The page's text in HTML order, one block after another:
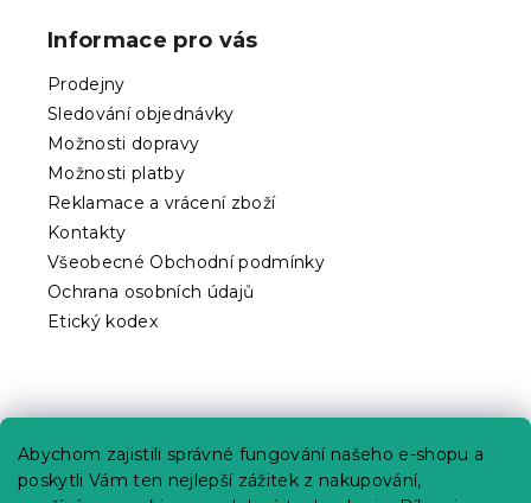
Abychom zajistili správné fungování našeho e-shopu a
poskytli Vám ten nejlepší zážitek z nakupování,
Informace pro vás
Prodejny
Sledování objednávky
Možnosti dopravy
Možnosti platby
Reklamace a vrácení zboží
Kontakty
Všeobecné Obchodní podmínky
Ochrana osobních údajů
Etický kodex
Kariéra